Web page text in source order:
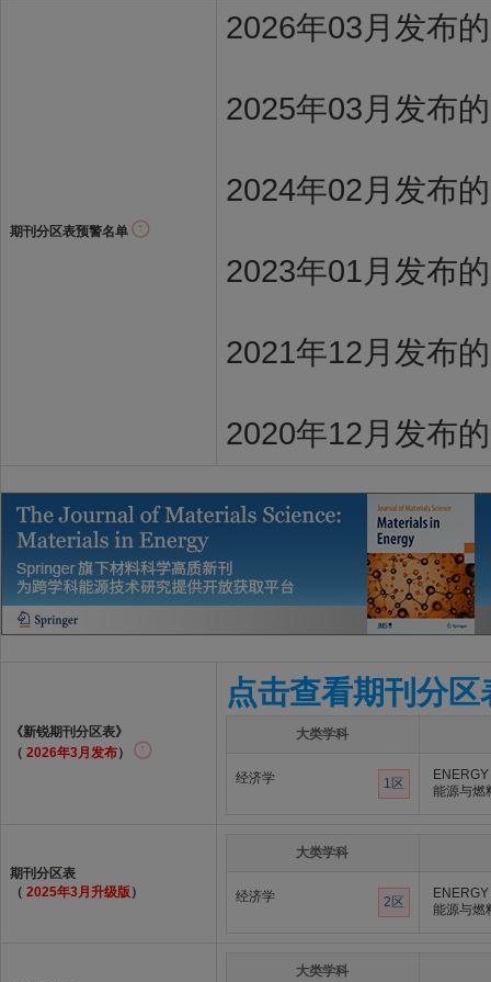
期刊分区表预警名单
2026年03月发布
2025年03月发布
2024年02月发布
2023年01月发布
2021年12月发布
2020年12月发布
《新锐期刊分区表》
（ 2026年3月发布）
点击查看期刊分区
大类学科
经济学 1区
能源与燃
期刊分区表
（ 2025年3月升级版 ）
大类学科
经济学 2区
能源与燃
大类学科